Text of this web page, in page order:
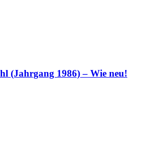
(Jahrgang 1986) – Wie neu!